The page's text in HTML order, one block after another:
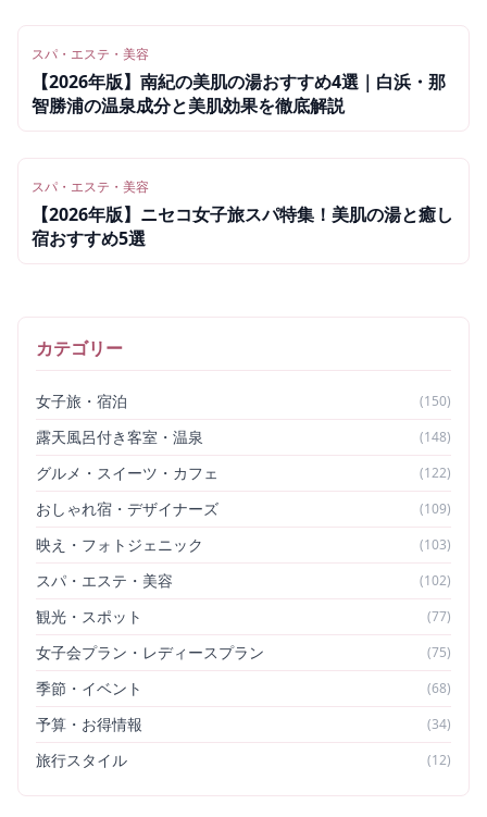
スパ・エステ・美容
【2026年版】南紀の美肌の湯おすすめ4選｜白浜・那
智勝浦の温泉成分と美肌効果を徹底解説
スパ・エステ・美容
【2026年版】ニセコ女子旅スパ特集！美肌の湯と癒し
宿おすすめ5選
カテゴリー
女子旅・宿泊 (150)
露天風呂付き客室・温泉 (148)
グルメ・スイーツ・カフェ (122)
おしゃれ宿・デザイナーズ (109)
映え・フォトジェニック (103)
スパ・エステ・美容 (102)
観光・スポット (77)
女子会プラン・レディースプラン (75)
季節・イベント (68)
予算・お得情報 (34)
旅行スタイル (12)